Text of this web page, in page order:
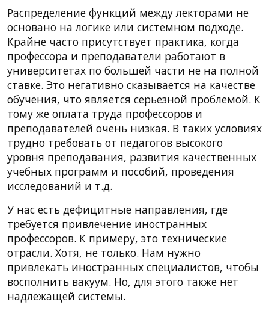
Распределение функций между лекторами не
основано на логике или системном подходе.
Крайне часто присутствует практика, когда
профессора и преподаватели работают в
университетах по большей части не на полной
ставке. Это негативно сказывается на качестве
обучения, что является серьезной проблемой. К
тому же оплата труда профессоров и
преподавателей очень низкая. В таких условиях
трудно требовать от педагогов высокого
уровня преподавания, развития качественных
учебных программ и пособий, проведения
исследований и т.д.
У нас есть дефицитные направления, где
требуется привлечение иностранных
профессоров. К примеру, это технические
отрасли. Хотя, не только. Нам нужно
привлекать иностранных специалистов, чтобы
восполнить вакуум. Но, для этого также нет
надлежащей системы.